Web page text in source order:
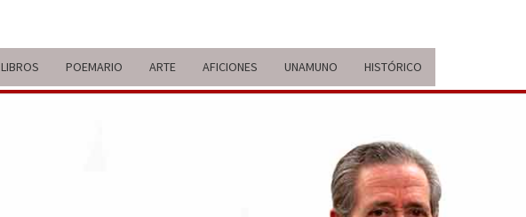
LIBROS POEMARIO ARTE AFICIONES UNAMUNO HISTÓRICO